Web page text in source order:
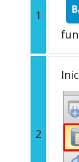
1
2